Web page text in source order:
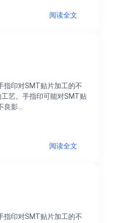
阅读全文
指印对SMT贴片加工的不
艺。手指印可能对SMT贴
影…
阅读全文
指印对SMT贴片加工的不